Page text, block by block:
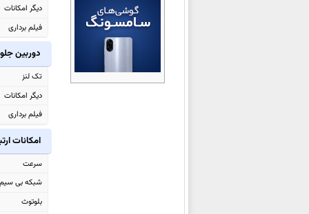
شیائومی Black Shark Gaming
شیائومی Poco M8 Pro
دیگر امکانات
فیلم برداری
دوربین
تک لنز
دیگر امکانات
فیلم برداری
امکانات
سرعت
شبکه بی سیم
بلوتوث